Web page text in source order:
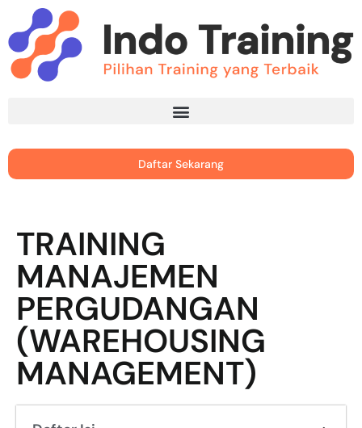
Daftar Sekarang
TRAINING
MANAJEMEN
PERGUDANGAN
(WAREHOUSING
MANAGEMENT)